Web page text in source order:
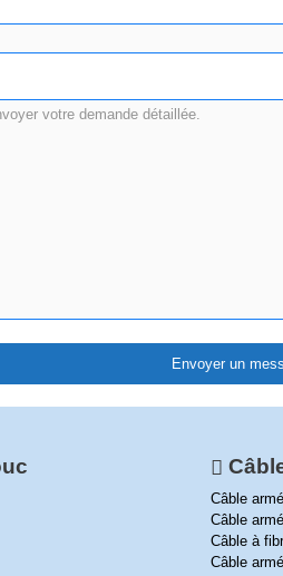
Câble
Câble
Câble à
Câble